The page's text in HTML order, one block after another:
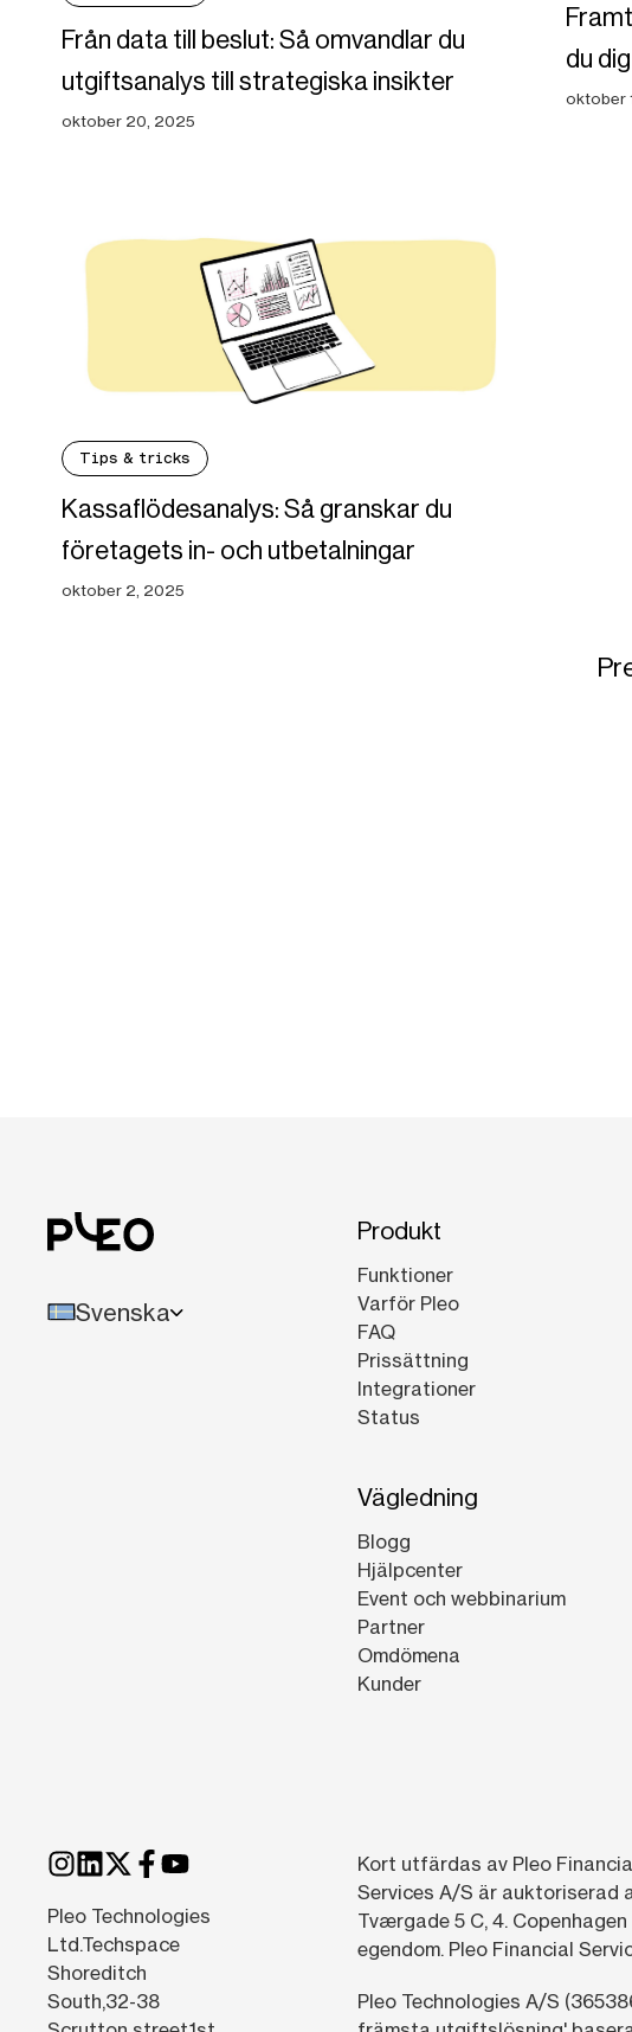
Från data till beslut: Så omvandlar du
utgiftsanalys till strategiska insikter
oktober 20, 2025
du
oktober
Tips & tricks
Kassaflödesanalys: Så granskar du
företagets in- och utbetalningar
oktober 2, 2025
Svenska
Produkt
Funktioner
Varför Pleo
FAQ
Prissättning
Integrationer
Status
Vägledning
Blogg
Hjälpcenter
Event och webbinarium
Partner
Omdömena
Kunder
Pleo Technologies
Ltd.Techspace
Shoreditch
South,32-38
Kort utfärdas av Pleo
Services A/S är auktoriserad
Tværgade 5 C, 4.
egendom. Pleo Financial
Pleo Technologies A/S